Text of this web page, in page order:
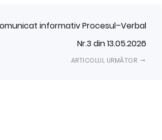
informativ Procesul–Verbal
Nr.3 din 13.05.2026
ARTICOLUL URMĂTOR